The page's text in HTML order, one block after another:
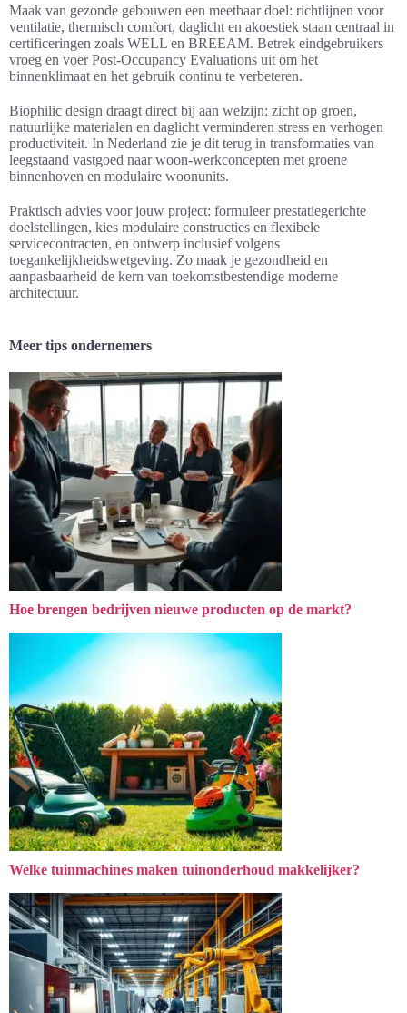
Maak van gezonde gebouwen een meetbaar doel: richtlijnen voor
ventilatie, thermisch comfort, daglicht en akoestiek staan centraal in
certificeringen zoals WELL en BREEAM. Betrek eindgebruikers
vroeg en voer Post-Occupancy Evaluations uit om het
binnenklimaat en het gebruik continu te verbeteren.
Biophilic design draagt direct bij aan welzijn: zicht op groen,
natuurlijke materialen en daglicht verminderen stress en verhogen
productiviteit. In Nederland zie je dit terug in transformaties van
leegstaand vastgoed naar woon-werkconcepten met groene
binnenhoven en modulaire woonunits.
Praktisch advies voor jouw project: formuleer prestatiegerichte
doelstellingen, kies modulaire constructies en flexibele
servicecontracten, en ontwerp inclusief volgens
toegankelijkheidswetgeving. Zo maak je gezondheid en
aanpasbaarheid de kern van toekomstbestendige moderne
architectuur.
Meer tips ondernemers
Hoe brengen bedrijven nieuwe producten op de markt?
Welke tuinmachines maken tuinonderhoud makkelijker?